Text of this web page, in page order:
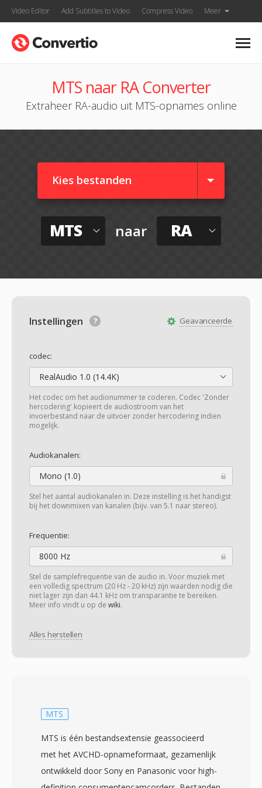
Video Editor Add Subtitles to Video Compress Video Meer
MTS naar RA Converter
Extraheer RA-audio uit MTS-opnames online
Kies bestanden
MTS naar RA
Geavanceerde
Instellingen
codec:
RealAudio 1.0 (14.4K)
Het codec om het audionummer te coderen. Codec 'Zonder
hercodering' kopieert de audiostroom van het
invoerbestand naar de uitvoer zonder hercodering indien
mogelijk.
Audiokanalen:
Mono (1.0)
Stel het aantal audiokanalen in. Deze instelling is het handigst
bij het downmixen van kanalen (bijv. van 5.1 naar stereo).
Frequentie:
8000 Hz
Stel de samplefrequentie van de audio in. Voor muziek met
een volledig spectrum (20 Hz - 20 kHz) zijn waarden nodig die
niet lager zijn dan 44.1 kHz om transparantie te bereiken.
Meer info vindt u op de wiki.
Alles herstellen
MTS
MTS is één bestandsextensie geassocieerd
met het AVCHD-opnameformaat, gezamenlijk
ontwikkeld door Sony en Panasonic voor high-